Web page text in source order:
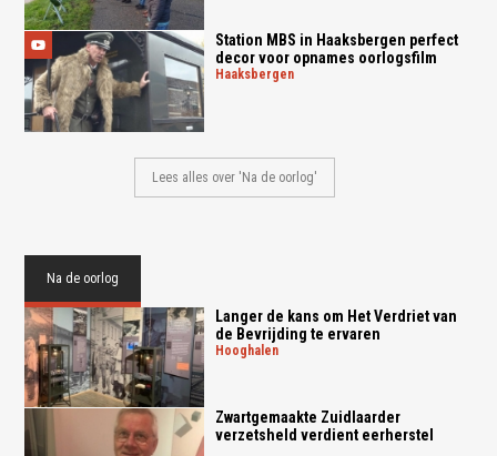
Station MBS in Haaksbergen perfect
decor voor opnames oorlogsfilm
haaksbergen
Lees alles over 'Na de oorlog'
Na de oorlog
Langer de kans om Het Verdriet van
de Bevrijding te ervaren
hooghalen
Zwartgemaakte Zuidlaarder
verzetsheld verdient eerherstel